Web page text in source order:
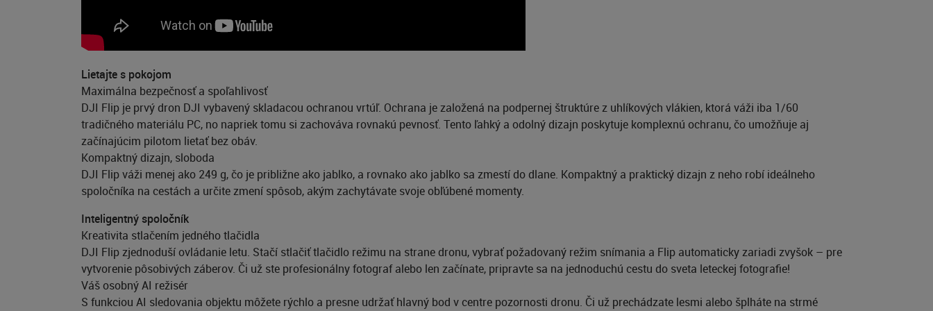
Lietajte s pokojom
Maximálna bezpečnosť a spoľahlivosť
DJI Flip je prvý dron DJI vybavený skladacou ochranou vrtúľ. Ochrana je založená na podpernej štruktúre z uhlíkových vlákien, ktorá váži iba 1/60
tradičného materiálu PC, no napriek tomu si zachováva rovnakú pevnosť. Tento ľahký a odolný dizajn poskytuje komplexnú ochranu, čo umožňuje aj
začínajúcim pilotom lietať bez obáv.
Kompaktný dizajn, sloboda
DJI Flip váži menej ako 249 g, čo je približne ako jablko, a rovnako ako jablko sa zmestí do dlane. Kompaktný a praktický dizajn z neho robí ideálneho
spoločníka na cestách a určite zmení spôsob, akým zachytávate svoje obľúbené momenty.
Inteligentný spoločník
Kreativita stlačením jedného tlačidla
DJI Flip zjednoduší ovládanie letu. Stačí stlačiť tlačidlo režimu na strane dronu, vybrať požadovaný režim snímania a Flip automaticky zariadi zvyšok – pre
vytvorenie pôsobivých záberov. Či už ste profesionálny fotograf alebo len začínate, pripravte sa na jednoduchú cestu do sveta leteckej fotografie!
Váš osobný AI režisér
S funkciou AI sledovania objektu môžete rýchlo a presne udržať hlavný bod v centre pozornosti dronu. Či už prechádzate lesmi alebo šplháte na strmé